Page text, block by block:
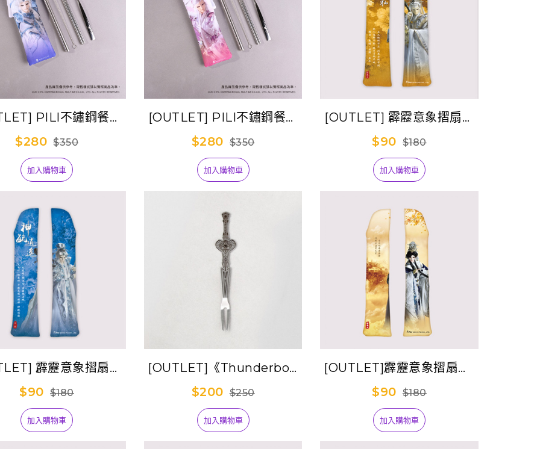
PILI不鏽鋼餐具
吸管隨身包-天跡
$280 $350
加入購物車
[OUTLET] PILI不鏽鋼餐具
吸管隨身包-疏樓龍宿
$280 $350
加入購物車
[OUTLET] 霹靂意象摺扇套
Ⅱ-法儒無私(君奉天)
$90 $180
加入購物車
霹靂意象摺扇套
神毓逍遙(天跡)
$90 $180
加入購物車
[OUTLET]《Thunderbolt
Fantasy Project》神兵食
$200 $250
加入購物車
[OUTLET]霹靂意象摺扇套-
君奉天
$90 $180
加入購物車